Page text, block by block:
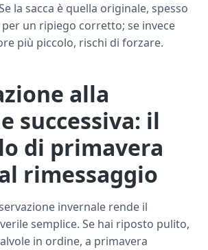
la sacca è quella originale, spesso
un ripiego corretto; se invece
più piccolo, rischi di forzare.
alla
successiva: il
di primavera
rimessaggio
invernale rende il
semplice. Se hai riposto pulito,
in ordine, a primavera